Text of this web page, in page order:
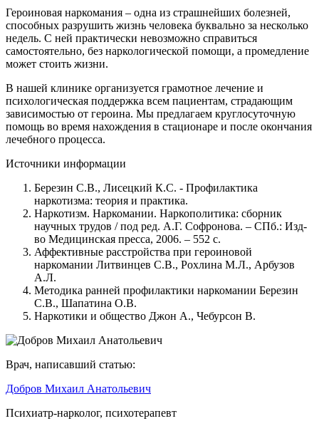
Героиновая наркомания – одна из страшнейших болезней,
способных разрушить жизнь человека буквально за несколько
недель. С ней практически невозможно справиться
самостоятельно, без наркологической помощи, а промедление
может стоить жизни.
В нашей клинике организуется грамотное лечение и
психологическая поддержка всем пациентам, страдающим
зависимостью от героина. Мы предлагаем круглосуточную
помощь во время нахождения в стационаре и после окончания
лечебного процесса.
Источники информации
Березин С.В., Лисецкий К.С. - Профилактика
наркотизма: теория и практика.
Наркотизм. Наркомании. Наркополитика: сборник
научных трудов / под ред. А.Г. Софронова. – СПб.: Изд-
во Медицинская пресса, 2006. – 552 с.
Аффективные расстройства при героиновой
наркомании Литвинцев С.В., Рохлина М.Л., Арбузов
А.Л.
Методика ранней профилактики наркомании Березин
С.В., Шапатина О.В.
Наркотики и общество Джон А., Чебурсон В.
Врач, написавший статью:
Добров Михаил Анатольевич
Психиатр-нарколог, психотерапевт